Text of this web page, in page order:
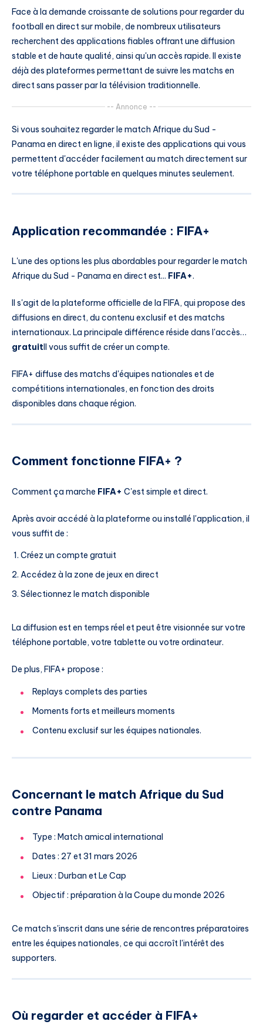
Face à la demande croissante de solutions pour regarder du
football en direct sur mobile, de nombreux utilisateurs
recherchent des applications fiables offrant une diffusion
stable et de haute qualité, ainsi qu'un accès rapide. Il existe
déjà des plateformes permettant de suivre les matchs en
direct sans passer par la télévision traditionnelle.
-- Annonce --
Si vous souhaitez regarder le match Afrique du Sud -
Panama en direct en ligne, il existe des applications qui vous
permettent d'accéder facilement au match directement sur
votre téléphone portable en quelques minutes seulement.
Application recommandée : FIFA+
L'une des options les plus abordables pour regarder le match
Afrique du Sud - Panama en direct est... FIFA+.
Il s'agit de la plateforme officielle de la FIFA, qui propose des
diffusions en direct, du contenu exclusif et des matchs
internationaux. La principale différence réside dans l'accès…
gratuitIl vous suffit de créer un compte.
FIFA+ diffuse des matchs d'équipes nationales et de
compétitions internationales, en fonction des droits
disponibles dans chaque région.
Comment fonctionne FIFA+ ?
Comment ça marche FIFA+ C'est simple et direct.
Après avoir accédé à la plateforme ou installé l'application, il
vous suffit de :
Créez un compte gratuit
Accédez à la zone de jeux en direct
Sélectionnez le match disponible
La diffusion est en temps réel et peut être visionnée sur votre
téléphone portable, votre tablette ou votre ordinateur.
De plus, FIFA+ propose :
Replays complets des parties
Moments forts et meilleurs moments
Contenu exclusif sur les équipes nationales.
Concernant le match Afrique du Sud
contre Panama
Type : Match amical international
Dates : 27 et 31 mars 2026
Lieux : Durban et Le Cap
Objectif : préparation à la Coupe du monde 2026
Ce match s'inscrit dans une série de rencontres préparatoires
entre les équipes nationales, ce qui accroît l'intérêt des
supporters.
Où regarder et accéder à FIFA+